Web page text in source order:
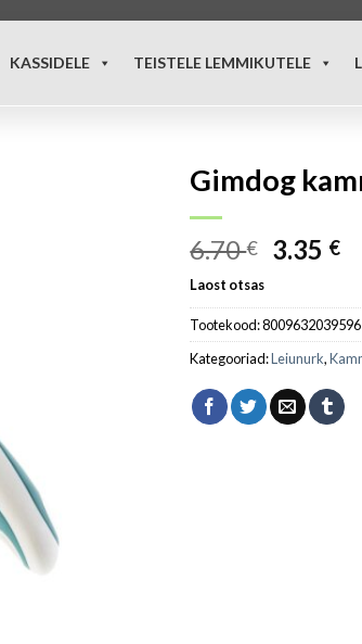
KASSIDELE TEISTELE LEMMIKUTELE
Gimdog
6.70€ 3.35 €
Laost otsas
Tootekood:8009632039596
Kategooriad:Leiunurk,